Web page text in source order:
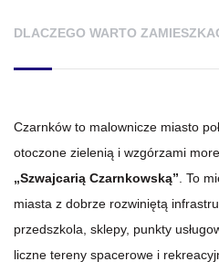
DLACZEGO WARTO
Czarnków to malownicze miasto
otoczone zielenią i wzgórzami
„Szwajcarią Czarnkowską”. To
miasta z dobrze rozwiniętą
przedszkola, sklepy, punkty
liczne tereny spacerowe i